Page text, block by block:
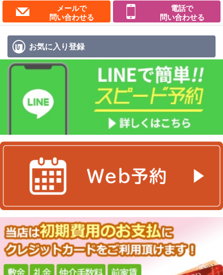
メールで
問い合わせる
電話で
問い合わせる
お気に入り登録